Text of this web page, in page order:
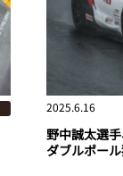
2025.6.16
野中誠太選
ダブルポール